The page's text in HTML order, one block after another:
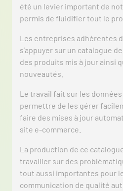
été un levier important de
permis de fluidifier tout le
Les entreprises adhérentes
s’appuyer sur un catalogue
des produits mis à jour ainsi
nouveautés.
Le travail fait sur les
permettre de les gérer
faire des mises à jour
site e-commerce.
La production de ce
travailler sur des
tout aussi importantes pour
communication de qualité